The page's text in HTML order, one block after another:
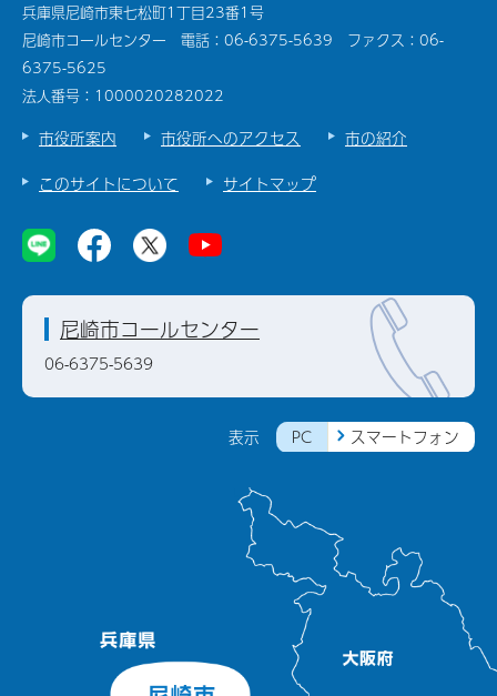
兵庫県尼崎市東七松町1丁目23番1号
尼崎市コールセンター 電話：06-6375-5639 ファクス：06-
6375-5625
法人番号：1000020282022
市役所案内 市役所へのアクセス
市の紹介
このサイトについて
サイトマップ
表示 PC スマートフォン
尼崎市コールセンター
06-6375-5639